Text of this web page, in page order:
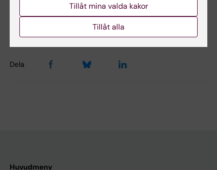
Innehållsgranskare:
Camilla Malinowsky
2026-03-06
Dela
Huvudmeny
Tillåt mina valda kakor
Tillåt alla